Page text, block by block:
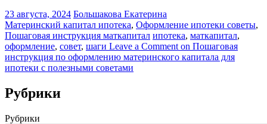
23 августа, 2024 Большакова Екатерина
Материнский капитал ипотека, Оформление ипотеки советы,
Пошаговая инструкция маткапитал ипотека, маткапитал,
оформление, совет, шаги Leave a Comment on Пошаговая
инструкция по оформлению материнского капитала для
ипотеки с полезными советами
Рубрики
Рубрики